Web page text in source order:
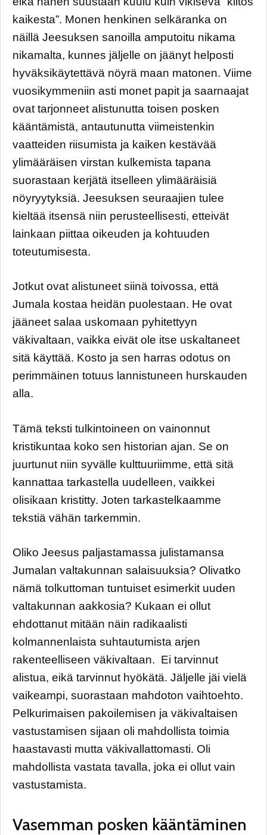
kaikesta”. Monen henkinen selkäranka on
näillä Jeesuksen sanoilla amputoitu nikama
nikamalta, kunnes jäljelle on jäänyt helposti
hyväksikäytettävä nöyrä maan matonen. Viime
vuosikymmeniin asti monet papit ja saarnaajat
ovat tarjonneet alistunutta toisen posken
kääntämistä, antautunutta viimeistenkin
vaatteiden riisumista ja kaiken kestävää
ylimääräisen virstan kulkemista tapana
suorastaan kerjätä itselleen ylimääräisiä
nöyryytyksiä. Jeesuksen seuraajien tulee
kieltää itsensä niin perusteellisesti, etteivät
lainkaan piittaa oikeuden ja kohtuuden
toteutumisesta.
Jotkut ovat alistuneet siinä toivossa, että
Jumala kostaa heidän puolestaan. He ovat
jääneet salaa uskomaan pyhitettyyn
väkivaltaan, vaikka eivät ole itse uskaltaneet
sitä käyttää. Kosto ja sen harras odotus on
perimmäinen totuus lannistuneen hurskauden
alla.
Tämä teksti tulkintoineen on vainonnut
kristikuntaa koko sen historian ajan. Se on
juurtunut niin syvälle kulttuuriimme, että sitä
kannattaa tarkastella uudelleen, vaikkei
olisikaan kristitty. Joten tarkastelkaamme
tekstiä vähän tarkemmin.
Oliko Jeesus paljastamassa julistamansa
Jumalan valtakunnan salaisuuksia? Olivatko
nämä tolkuttoman tuntuiset esimerkit uuden
valtakunnan aakkosia? Kukaan ei ollut
ehdottanut mitään näin radikaalisti
kolmannenlaista suhtautumista arjen
rakenteelliseen väkivaltaan. Ei tarvinnut
alistua, eikä tarvinnut hyökätä. Jäljelle jäi vielä
vaikeampi, suorastaan mahdoton vaihtoehto.
Pelkurimaisen pakoilemisen ja väkivaltaisen
vastustamisen sijaan oli mahdollista toimia
haastavasti mutta väkivallattomasti. Oli
mahdollista vastata tavalla, joka ei ollut vain
vastustamista.
Vasemman posken kääntäminen